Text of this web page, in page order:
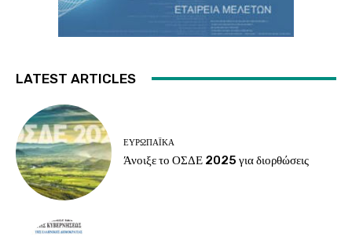
LATEST ARTICLES
ΕΥΡΩΠΑΪΚΆ
Άνοιξε το ΟΣΔΕ 2025 για διορθώσεις